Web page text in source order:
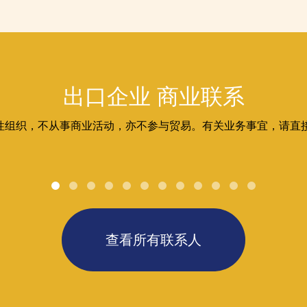
出口企业 商业联系
织，不从事商业活动，亦不参与贸易。有关业务事宜，请直
查看所有联系人